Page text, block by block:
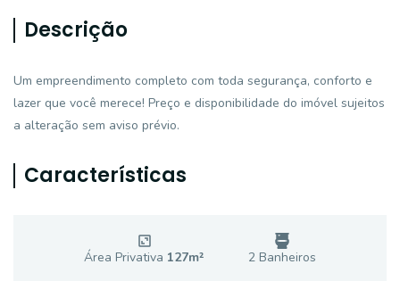
Descrição
Um empreendimento completo com toda segurança, conforto e
lazer que você merece! Preço e disponibilidade do imóvel sujeitos
a alteração sem aviso prévio.
Características
Área Privativa 127m² 2 Banheiros